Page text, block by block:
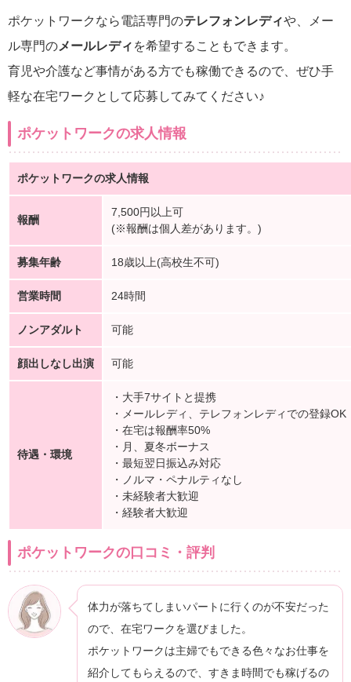
ポケットワークなら電話専門のテレフォンレディや、メー
ル専門のメールレディ を希望することもできます。
育児や介護など事情がある方でも稼働できるので、ぜひ手
軽な在宅ワークとして応募してみてください♪
ポケットワークの求人情報
ポケットワークの求人情報
報酬
7,500円以上可
(※報酬は個人差があります。)
募集年齢 18歳以上(高校生不可)
営業時間 24時間
ノンアダルト 可能
顔出しなし出演 可能
待遇・環境
・大手7サイトと提携
・メールレディ、テレフォンレディでの登録OK
・在宅は報酬率50%
・月、夏冬ボーナス
・最短翌日振込み対応
・ノルマ・ペナルティなし
・未経験者大歓迎
・経験者大歓迎
ポケットワークの口コミ・評判
体力が落ちてしまいパートに行くのが不安だった
ので、在宅ワークを選びました。
ポケットワークは主婦でもできる色々なお仕事を
紹介してもらえるので、すきま時間でも稼げるの